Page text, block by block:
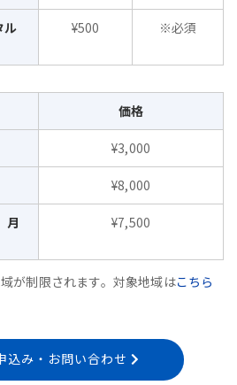
ル
¥500 ※必須
価格
¥3,000
¥8,000
月
¥7,500
が制限されます。対象地域はこちら
込み・お問い合わせ